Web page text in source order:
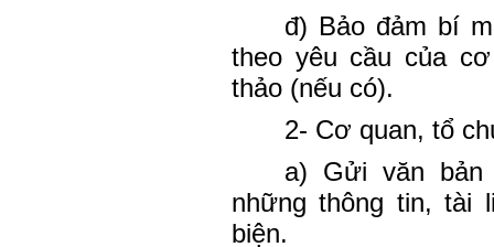
đ) Bảo đảm bí
theo yêu cầu của
thảo (nếu có).
2- Cơ quan, tổ
a) Gửi văn
những thông tin, tài
biện.